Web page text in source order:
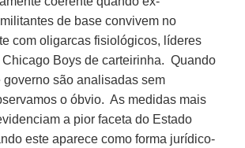
de base convivem no
com oligarcas fisiológicos, líderes
Boys de carteirinha. Quando
governo são analisadas sem
o óbvio. As medidas mais
a pior faceta do Estado
este aparece como forma jurídico-